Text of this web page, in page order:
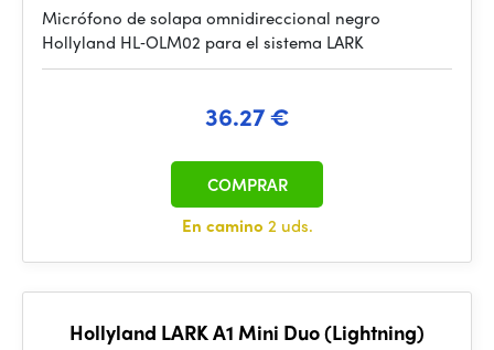
Micrófono de solapa omnidireccional negro
Hollyland HL‑OLM02 para el sistema LARK
36.27 €
En camino 2 uds.
COMPRAR
Hollyland LARK A1 Mini Duo (Lightning)